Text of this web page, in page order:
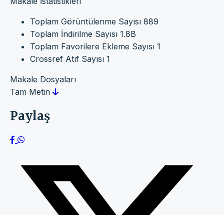
Toplam Görüntülenme Sayısı 889
Toplam İndirilme Sayısı 1.8B
Toplam Favorilere Ekleme Sayısı 1
Crossref Atıf Sayısı 1
Makale Dosyaları
Tam Metin
Paylaş